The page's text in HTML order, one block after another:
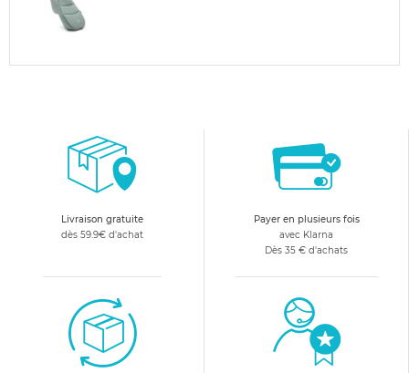
Livraison gratuite
dès 59.9€ d'achat
Payer en plusieurs fois
avec Klarna
Dès 35 € d'achats